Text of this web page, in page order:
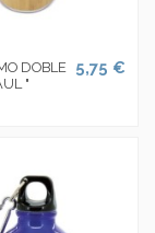
DOBLE
"
5,75 €